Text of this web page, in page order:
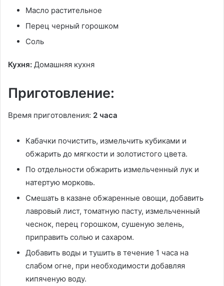
Масло растительное
Перец черный горошком
Соль
Кухня: Домашняя кухня
Приготовление:
Время приготовления: 2 часа
Кабачки почистить, измельчить кубиками и
обжарить до мягкости и золотистого цвета.
По отдельности обжарить измельченный лук и
натертую морковь.
Смешать в казане обжаренные овощи, добавить
лавровый лист, томатную пасту, измельченный
чеснок, перец горошком, сушеную зелень,
приправить солью и сахаром.
Добавить воды и тушить в течение 1 часа на
слабом огне, при необходимости добавляя
кипяченую воду.